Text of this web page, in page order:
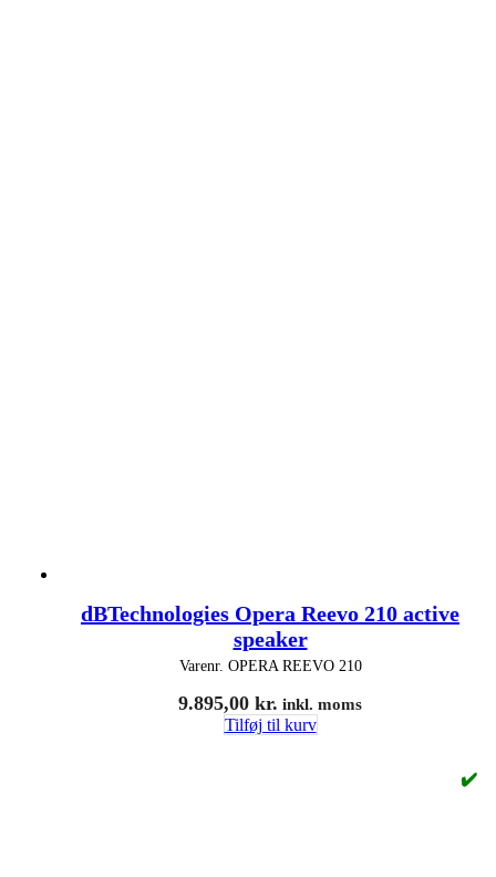
dBTechnologies Opera Reevo 210 active
speaker
Varenr. OPERA REEVO 210
9.895,00 kr. inkl. moms
Tilføj til kurv
✔️